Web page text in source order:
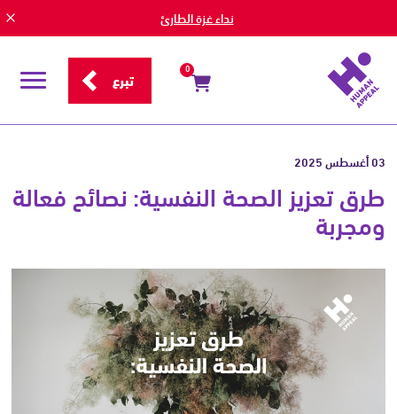
نداء غزة الطارئ
0 تبرع
قائمة
03 أغسطس 2025
طرق تعزيز الصحة النفسية: نصائح فعالة
ومجربة